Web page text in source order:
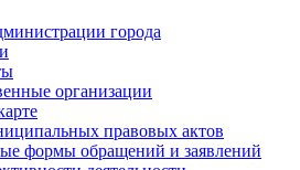
города
организации
правовых актов
формы обращений и заявлений